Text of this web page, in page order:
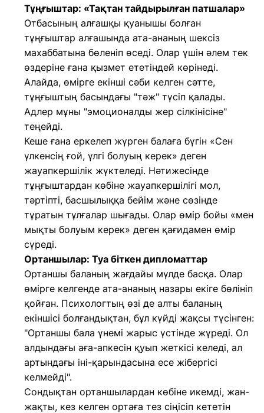
Тұңғыштар: «Тақтан тайдырылған патшалар»
Отбасының алғашқы қуанышы болған
тұңғыштар алғашында ата-ананың шексіз
махаббатына бөленіп өседі. Олар үшін әлем тек
өздеріне ғана қызмет ететіндей көрінеді.
Алайда, өмірге екінші сәби келген сәтте,
тұңғыштың басындағы "тәж" түсіп қалады.
Адлер мұны "эмоционалды жер сілкінісіне"
теңейді.
Кеше ғана еркелеп жүрген балаға бүгін «Сен
үлкенсің ғой, үлгі болуың керек» деген
жауапкершілік жүктеледі. Нәтижесінде
тұңғыштардан көбіне жауапкершілігі мол,
тәртіпті, басшылыққа бейім және сөзінде
тұратын тұлғалар шығады. Олар өмір бойы «мен
мықты болуым керек» деген қағидамен өмір
сүреді.
Ортаншылар: Туа біткен дипломаттар
Ортаншы баланың жағдайы мүлде басқа. Олар
өмірге келгенде ата-ананың назары екіге бөлініп
қойған. Психологтың өзі де алты баланың
екіншісі болғандықтан, бұл күйді жақсы түсінген:
"Ортаншы бала үнемі жарыс үстінде жүреді. Ол
алдындағы аға-апкесін қуып жеткісі келеді, ал
артындағы іні-қарындасына есе жібергісі
келмейді".
Сондықтан ортаншылардан көбіне икемді, жан-
жақты, кез келген ортаға тез сіңісіп кететін